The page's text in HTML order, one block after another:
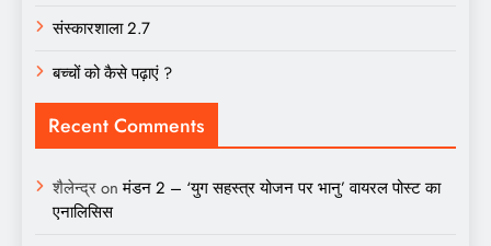
संस्कारशाला 2.7
बच्चों को कैसे पढ़ाएं ?
Recent Comments
शैलेन्द्रonमंडन 2 – ‘युग सहस्त्र योजन पर भानु’ वायरल पोस्ट का
एनालिसिस